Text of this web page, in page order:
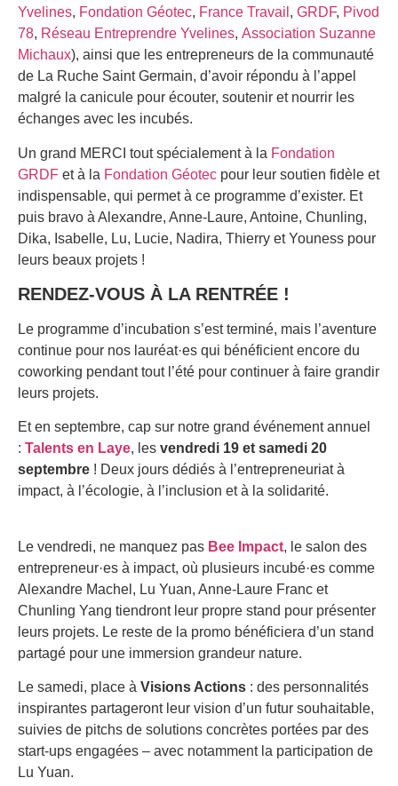
Yvelines, Fondation Géotec, France Travail , GRDF, Pivod
78, Réseau Entreprendre Yvelines, Association Suzanne
Michaux), ainsi que les entrepreneurs de la communauté
de La Ruche Saint Germain, d’avoir répondu à l’appel
malgré la canicule pour écouter, soutenir et nourrir les
échanges avec les incubés.
Un grand MERCI tout spécialement à la Fondation
GRDF et à la Fondation Géotec pour leur soutien fidèle et
indispensable, qui permet à ce programme d’exister. Et
puis bravo à Alexandre, Anne-Laure, Antoine, Chunling,
Dika, Isabelle, Lu, Lucie, Nadira, Thierry et Youness pour
leurs beaux projets !
RENDEZ-VOUS À LA RENTRÉE !
Le programme d’incubation s’est terminé, mais l’aventure
continue pour nos lauréat·es qui bénéficient encore du
coworking pendant tout l’été pour continuer à faire grandir
leurs projets.
Et en septembre, cap sur notre grand événement annuel
: Talents en Laye, les vendredi 19 et samedi 20
septembre ! Deux jours dédiés à l’entrepreneuriat à
impact, à l’écologie, à l’inclusion et à la solidarité.
Le vendredi, ne manquez pas Bee Impact, le salon des
entrepreneur·es à impact, où plusieurs incubé·es comme
Alexandre Machel, Lu Yuan, Anne-Laure Franc et
Chunling Yang tiendront leur propre stand pour présenter
leurs projets. Le reste de la promo bénéficiera d’un stand
partagé pour une immersion grandeur nature.
Le samedi, place à Visions Actions : des personnalités
inspirantes partageront leur vision d’un futur souhaitable,
suivies de pitchs de solutions concrètes portées par des
start-ups engagées – avec notamment la participation de
Lu Yuan.